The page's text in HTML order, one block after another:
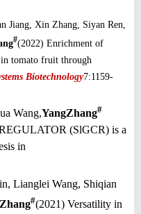
Jiang, Xin Zhang, Siyan Ren,
#(2022) Enrichment of
tomato fruit through
Biotechnology7:1159-
Wang,YangZhang#
(SlGCR) is a
in
Lianglei Wang, Shiqian
#(2021) Versatility in